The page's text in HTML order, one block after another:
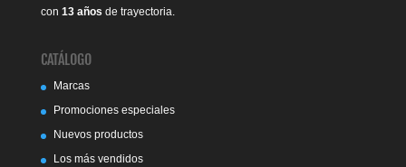
con 13 años de trayectoria.
CATÁLOGO
Marcas
Promociones especiales
Nuevos productos
Los más vendidos